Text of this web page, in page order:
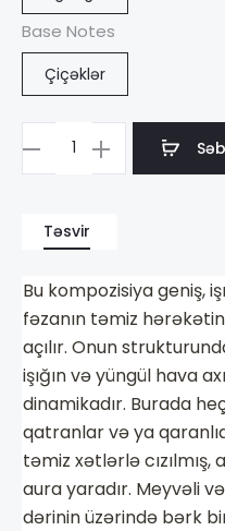
Base Notes
Çiçəklər
Parfumer
Sunny
Mirning
Women
Təsvir
Bu kompozisiya geniş,
fəzanın təmiz
açılır. Onun
işığın və yüngül hava
dinamikadır. Burada
qatranlar və ya
təmiz xətlərlə
aura yaradır. Meyvəli
dərinin üzərində bərk